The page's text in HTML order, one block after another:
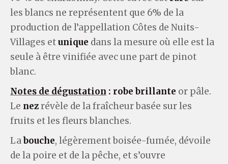
les blancs ne représentent que 6% de la
production de l’appellation Côtes de Nuits-
Villages etunique dans la mesure où elle est la
seule à être vinifiée avec une part de pinot
blanc.
Notes de dégustation : robe brillante or pâle.
Le nezrévèle de la fraîcheur basée sur les
fruits et les fleurs blanches.
Labouche, légèrement boisée-fumée, dévoile
de la poire et de la pêche, et s’ouvre